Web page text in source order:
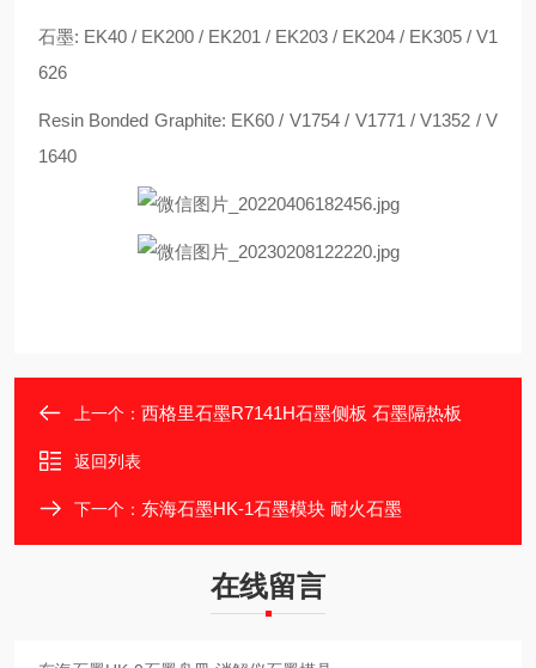
石墨: EK40 / EK200 / EK201 / EK203 / EK204 / EK305 / V1
626
Resin Bonded Graphite: EK60 / V1754 / V1771 / V1352 / V
1640
上一个： 西格里石墨R7141H石墨侧板 石墨隔热板
返回列表
下一个： 东海石墨HK-1石墨模块 耐火石墨
在线留言